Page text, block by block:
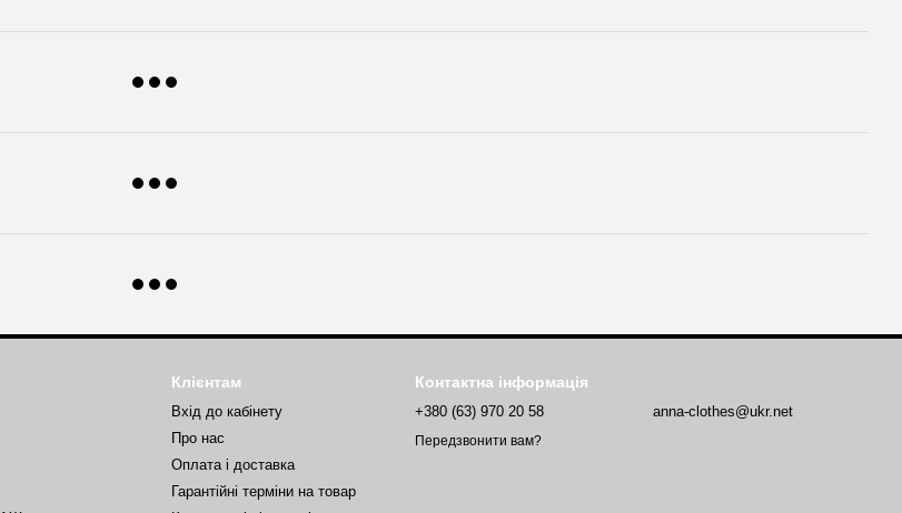
Клієнтам
Вхід до кабінету
Про нас
Оплата і доставка
Гарантійні терміни на товар
Контактна інформація
+380 (63) 970 20 58
Передзвонити вам?
anna-clothes@ukr.net